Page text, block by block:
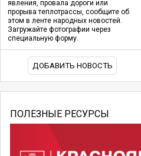
явления, провала дороги или
прорыва теплотрассы, сообщите об
этом в ленте народных новостей.
Загружайте фотографии через
специальную форму.
ДОБАВИТЬ НОВОСТЬ
ПОЛЕЗНЫЕ РЕСУРСЫ